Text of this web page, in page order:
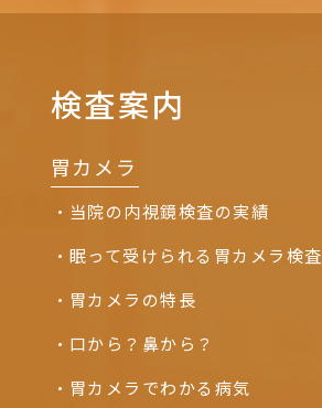
検査案内
胃カメラ
当院の内視鏡検査の実績
眠って受けられる胃カメラ検査
胃カメラの特長
口から？鼻から？
胃カメラでわかる病気